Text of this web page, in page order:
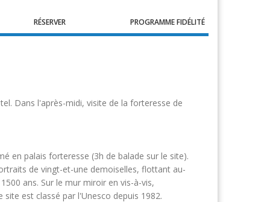
RÉSERVER PROGRAMME FIDÉLITÉ
Dans l'après-midi, visite de la forteresse de
en palais forteresse (3h de balade sur le site).
de vingt-et-une demoiselles, flottant au-
ans. Sur le mur miroir en vis-à-vis,
est classé par l'Unesco depuis 1982.